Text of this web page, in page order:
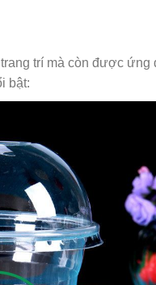
trí mà còn được ứng
bật: